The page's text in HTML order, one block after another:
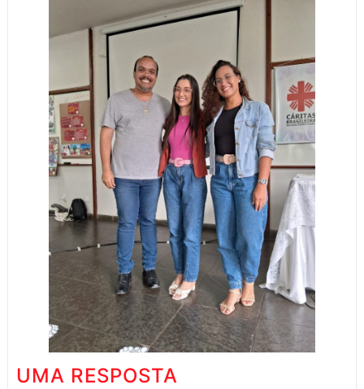
UMA RESPOSTA